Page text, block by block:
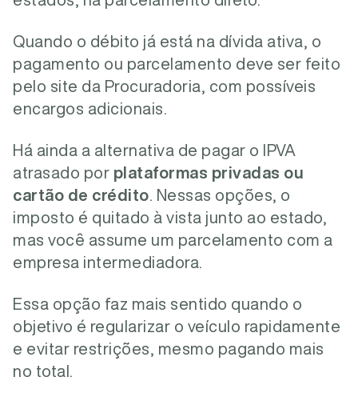
Quando o débito já está na dívida ativa, o
pagamento ou parcelamento deve ser feito
pelo site da Procuradoria, com possíveis
encargos adicionais.
Há ainda a alternativa de pagar o IPVA
atrasado por plataformas privadas ou
cartão de crédito . Nessas opções, o
imposto é quitado à vista junto ao estado,
mas você assume um parcelamento com a
empresa intermediadora.
Essa opção faz mais sentido quando o
objetivo é regularizar o veículo rapidamente
e evitar restrições, mesmo pagando mais
no total.